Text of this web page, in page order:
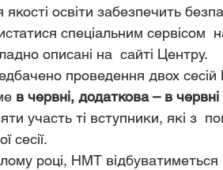
якості освіти забезпечить
спеціальним сервісом
описані на  сайті Центру.
проведення двох
в червні, додаткова – в червні
участь ті вступники, які з
сесії.
році, НМТ